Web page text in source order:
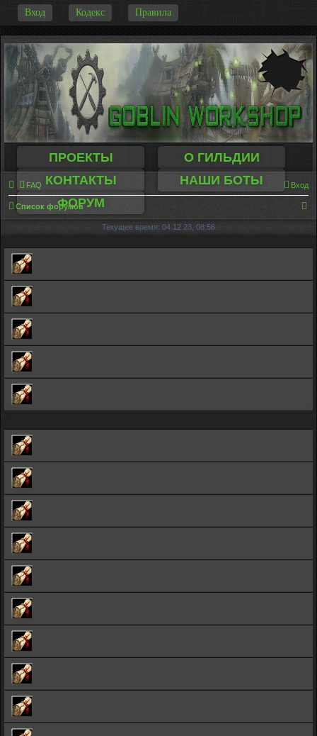
Вход Кодекс Правила
ПРОЕКТЫ
О ГИЛЬДИИ
КОНТАКТЫ
НАШИ БОТЫ
ФОРУМ
FAQ Вход
Список форумов
Текущее время: 04.12.23, 08:56